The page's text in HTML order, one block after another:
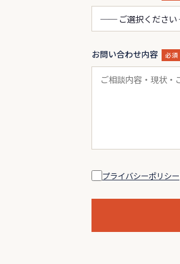
お問い合わせ内容 必須
プライバシーポリシー